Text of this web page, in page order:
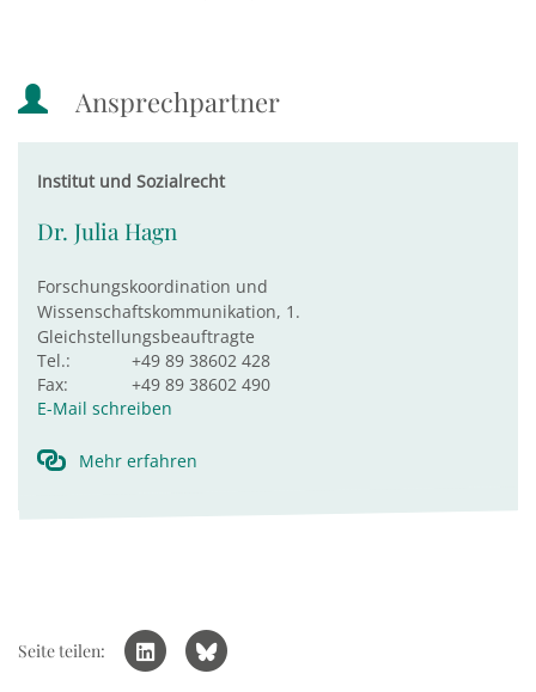
Ansprechpartner
Institut und Sozialrecht
Dr. Julia Hagn
Forschungskoordination und
Wissenschaftskommunikation, 1.
Gleichstellungsbeauftragte
Tel.:
+49 89 38602 428
Fax:
+49 89 38602 490
E-Mail schreiben
Mehr erfahren
Seite teilen: